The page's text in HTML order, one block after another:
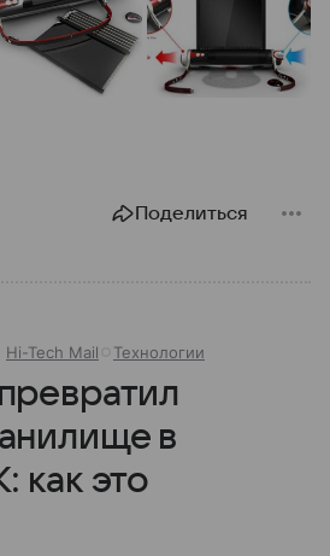
Поделиться
Hi-Tech Mail Технологии
в
как это